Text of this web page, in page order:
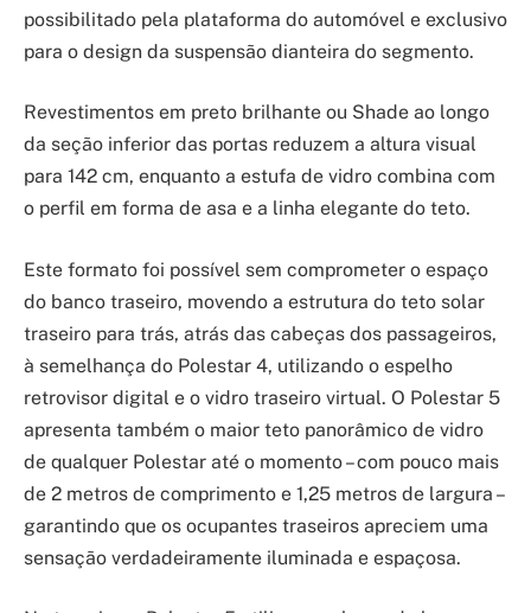
possibilitado pela plataforma do automóvel e exclusivo
para o design da suspensão dianteira do segmento.
Revestimentos em preto brilhante ou Shade ao longo
da seção inferior das portas reduzem a altura visual
para 142 cm, enquanto a estufa de vidro combina com
o perfil em forma de asa e a linha elegante do teto.
Este formato foi possível sem comprometer o espaço
do banco traseiro, movendo a estrutura do teto solar
traseiro para trás, atrás das cabeças dos passageiros,
à semelhança do Polestar 4, utilizando o espelho
retrovisor digital e o vidro traseiro virtual. O Polestar 5
apresenta também o maior teto panorâmico de vidro
de qualquer Polestar até o momento – com pouco mais
de 2 metros de comprimento e 1,25 metros de largura –
garantindo que os ocupantes traseiros apreciem uma
sensação verdadeiramente iluminada e espaçosa.